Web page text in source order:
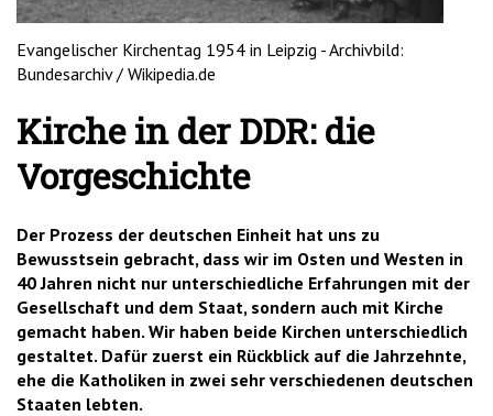
Evangelischer Kirchentag 1954 in Leipzig - Archivbild:
Bundesarchiv / Wikipedia.de
Kirche in der DDR: die
Vorgeschichte
Der Prozess der deutschen Einheit hat uns zu
Bewusstsein gebracht, dass wir im Osten und Westen in
40 Jahren nicht nur unterschiedliche Erfahrungen mit der
Gesellschaft und dem Staat, sondern auch mit Kirche
gemacht haben. Wir haben beide Kirchen unterschiedlich
gestaltet. Dafür zuerst ein Rückblick auf die Jahrzehnte,
ehe die Katholiken in zwei sehr verschiedenen deutschen
Staaten lebten.